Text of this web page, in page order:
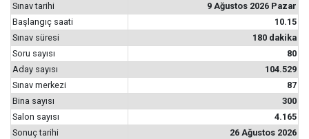
Sınav tarihi
9 Ağustos 2026 Pazar
Başlangıç saati
10.15
Sınav süresi
180 dakika
Soru sayısı
80
Aday sayısı
104.529
Sınav merkezi
87
Bina sayısı
300
Salon sayısı
4.165
Sonuç tarihi
26 Ağustos 2026